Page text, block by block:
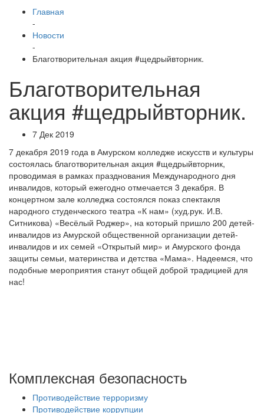
Главная
-
Новости
-
Благотворительная акция #щедрыйвторник.
Благотворительная
акция #щедрыйвторник.
7 Дек 2019
7 декабря 2019 года в Амурском колледже искусств и культуры
состоялась благотворительная акция #щедрыйвторник,
проводимая в рамках празднования Международного дня
инвалидов, который ежегодно отмечается 3 декабря. В
концертном зале колледжа состоялся показ спектакля
народного студенческого театра «К нам» (худ.рук. И.В.
Ситникова) «Весёлый Роджер», на который пришло 200 детей-
инвалидов из Амурской общественной организации детей-
инвалидов и их семей «Открытый мир» и Амурского фонда
защиты семьи, материнства и детства «Мама». Надеемся, что
подобные мероприятия станут общей доброй традицией для
нас!
Комплексная безопасность
Противодействие терроризму
Противодействие коррупции